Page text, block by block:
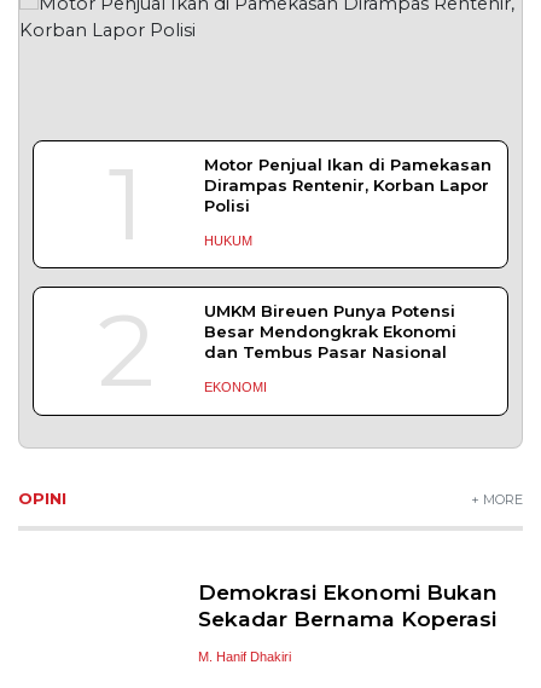
1
Motor Penjual Ikan di Pamekasan
Dirampas Rentenir, Korban Lapor
Polisi
HUKUM
2
UMKM Bireuen Punya Potensi
Besar Mendongkrak Ekonomi
dan Tembus Pasar Nasional
EKONOMI
OPINI + MORE
Demokrasi Ekonomi Bukan
Sekadar Bernama Koperasi
M. Hanif Dhakiri